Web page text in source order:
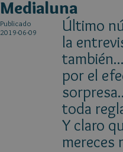
Medialuna
Publicado
2019-06-09
Último
la
por el
toda
Y claro
mereces